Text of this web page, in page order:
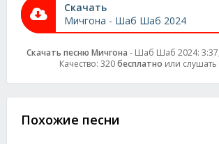
Скачать
Мичгона - Шаб Шаб 2024
Скачать песню Мичгона - Шаб Шаб 2024:
Качество: 320бесплатно или
Похожие песни